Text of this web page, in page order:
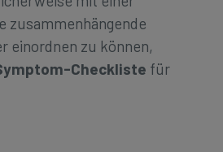
zusammenhängende
einordnen zu können,
Checkliste für